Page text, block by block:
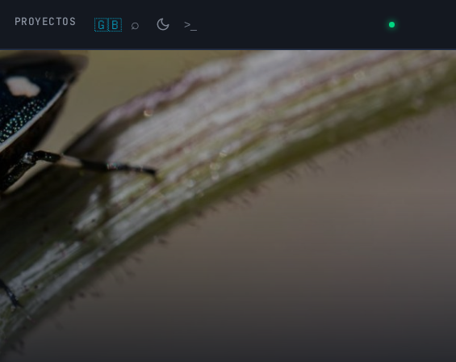
PROYECTOS 🇬🇧 ⌕ >_